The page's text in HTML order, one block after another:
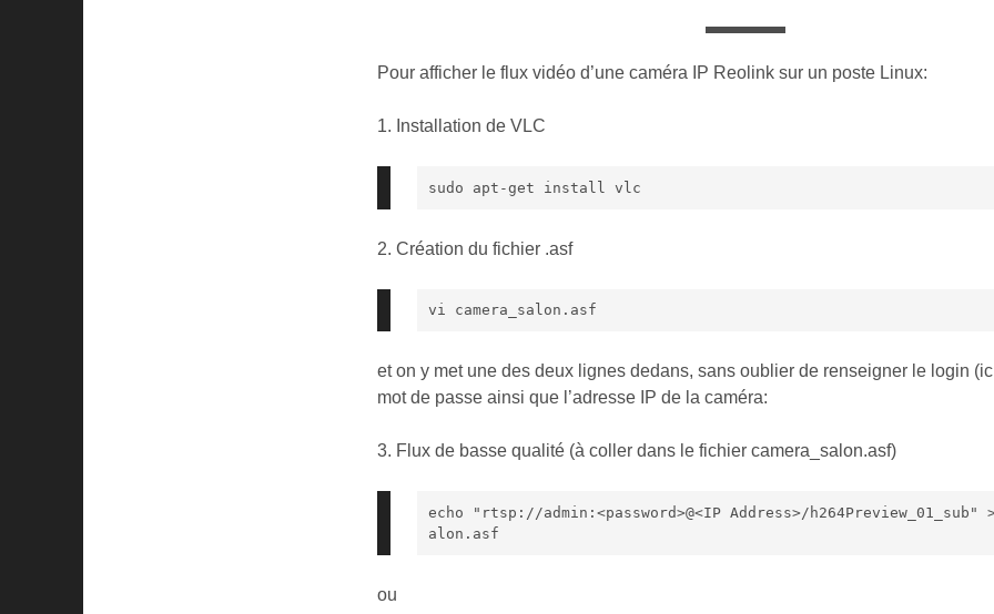
Pour afficher le flux vidéo d’une caméra IP Reolink sur un poste Linux:
1. Installation de VLC
sudo apt-get install vlc
2. Création du fichier .asf
vi camera_salon.asf
et on y met une des deux lignes dedans, sans oublier de renseigner le login
mot de passe ainsi que l’adresse IP de la caméra:
3. Flux de basse qualité (à coller dans le fichier camera_salon.asf)
echo "rtsp://admin:<password>@<IP Address>/h264Preview_01_sub"
alon.asf
ou